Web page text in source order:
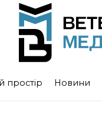
простір Новини